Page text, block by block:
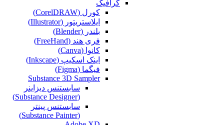
گرافیک
کورل (CorelDRAW)
ایلاستریتور (Illustrator)
بلندر (Blender)
فری هند (FreeHand)
کانوا (Canva)
اینک اسکیپ (Inkscape)
فیگما (Figma‎)
Substance 3D Sampler
سابستنس دیزاینر
(Substance Designer)
سابستنس پینتر
(Substance Painter)